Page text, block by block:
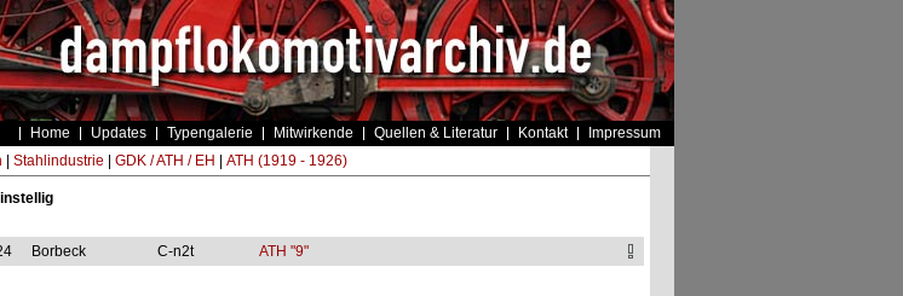
Home Updates Typengalerie Mitwirkende Quellen & Literatur Kontakt Impressum
Stahlindustrie GDK / ATH / EH ATH (1919 - 1926)
Borbeck C-n2t ATH "9"